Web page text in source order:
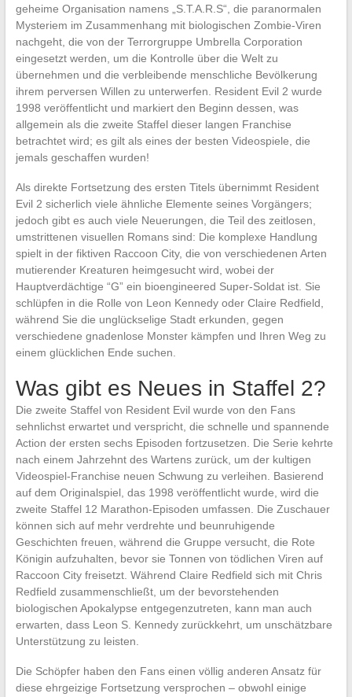
geheime Organisation namens „S.T.A.R.S“, die paranormalen
Mysteriem im Zusammenhang mit biologischen Zombie-Viren
nachgeht, die von der Terrorgruppe Umbrella Corporation
eingesetzt werden, um die Kontrolle über die Welt zu
übernehmen und die verbleibende menschliche Bevölkerung
ihrem perversen Willen zu unterwerfen. Resident Evil 2 wurde
1998 veröffentlicht und markiert den Beginn dessen, was
allgemein als die zweite Staffel dieser langen Franchise
betrachtet wird; es gilt als eines der besten Videospiele, die
jemals geschaffen wurden!
Als direkte Fortsetzung des ersten Titels übernimmt Resident
Evil 2 sicherlich viele ähnliche Elemente seines Vorgängers;
jedoch gibt es auch viele Neuerungen, die Teil des zeitlosen,
umstrittenen visuellen Romans sind: Die komplexe Handlung
spielt in der fiktiven Raccoon City, die von verschiedenen Arten
mutierender Kreaturen heimgesucht wird, wobei der
Hauptverdächtige “G” ein bioengineered Super-Soldat ist. Sie
schlüpfen in die Rolle von Leon Kennedy oder Claire Redfield,
während Sie die unglückselige Stadt erkunden, gegen
verschiedene gnadenlose Monster kämpfen und Ihren Weg zu
einem glücklichen Ende suchen.
Was gibt es Neues in Staffel 2?
Die zweite Staffel von Resident Evil wurde von den Fans
sehnlichst erwartet und verspricht, die schnelle und spannende
Action der ersten sechs Episoden fortzusetzen. Die Serie kehrte
nach einem Jahrzehnt des Wartens zurück, um der kultigen
Videospiel-Franchise neuen Schwung zu verleihen. Basierend
auf dem Originalspiel, das 1998 veröffentlicht wurde, wird die
zweite Staffel 12 Marathon-Episoden umfassen. Die Zuschauer
können sich auf mehr verdrehte und beunruhigende
Geschichten freuen, während die Gruppe versucht, die Rote
Königin aufzuhalten, bevor sie Tonnen von tödlichen Viren auf
Raccoon City freisetzt. Während Claire Redfield sich mit Chris
Redfield zusammenschließt, um der bevorstehenden
biologischen Apokalypse entgegenzutreten, kann man auch
erwarten, dass Leon S. Kennedy zurückkehrt, um unschätzbare
Unterstützung zu leisten.
Die Schöpfer haben den Fans einen völlig anderen Ansatz für
diese ehrgeizige Fortsetzung versprochen – obwohl einige